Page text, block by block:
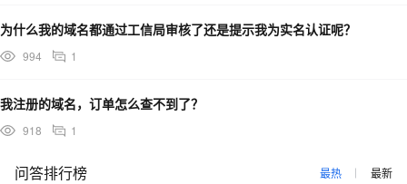
为什么我的域名都通过工信局审核了还是提示我为实名认证呢？
994 1
我注册的域名，订单怎么查不到了？
918 1
问答排行榜 最热 最新